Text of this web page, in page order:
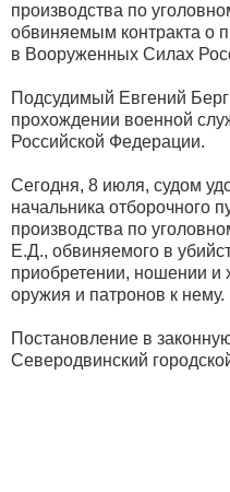
производства по
обвиняемым контракта о
в Вооруженных Силах
Подсудимый Евгений Берг
прохождении военной
Российской Федерации.
Сегодня, 8 июля, судом
начальника отборочного
производства по
Е.Д., обвиняемого в
приобретении, ношении и
оружия и патронов к нему.
Постановление в
Северодвинский